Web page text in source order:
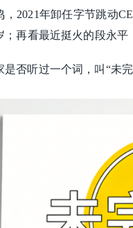
，2021年卸任字节跳动
；再看最近挺火的段永平
否听过一个词，叫“未完